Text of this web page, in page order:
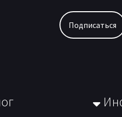
Подписаться